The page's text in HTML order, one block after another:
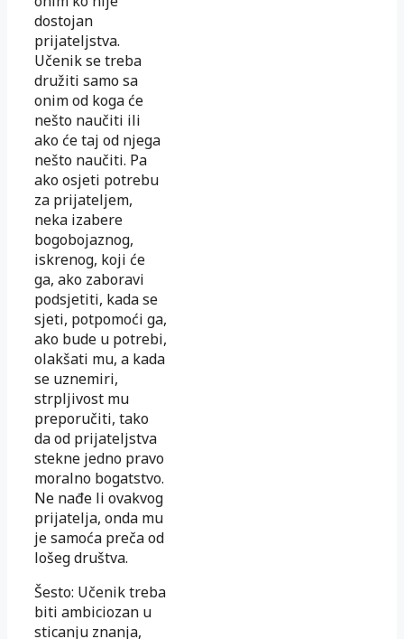
dostojan
prijateljstva.
Učenik se treba
družiti samo sa
onim od koga će
nešto naučiti ili
ako će taj od njega
nešto naučiti. Pa
ako osjeti potrebu
za prijateljem,
neka izabere
bogobojaznog,
iskrenog, koji će
ga, ako zaboravi
podsjetiti, kada se
sjeti, potpomoći ga,
ako bude u potrebi,
olakšati mu, a kada
se uznemiri,
strpljivost mu
preporučiti, tako
da od prijateljstva
stekne jedno pravo
moralno bogatstvo.
Ne nađe li ovakvog
prijatelja, onda mu
je samoća preča od
lošeg društva.
Šesto: Učenik treba
biti ambiciozan u
sticanju znanja,